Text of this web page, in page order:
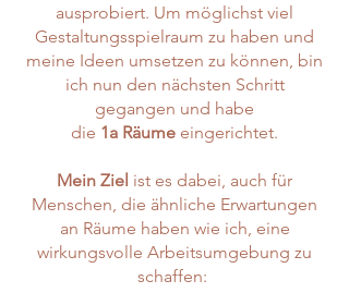
ausprobiert. Um möglichst viel
Gestaltungsspielraum zu haben und
meine Ideen umsetzen zu können, bin
ich nun den nächsten Schritt
gegangen und habe
die 1a Räume eingerichtet.
Mein Ziel ist es dabei, auch für
Menschen, die ähnliche Erwartungen
an Räume haben wie ich, eine
wirkungsvolle Arbeitsumgebung zu
schaffen: